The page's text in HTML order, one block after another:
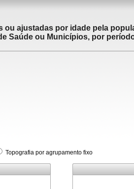
ou ajustadas por idade pela
Saúde ou Municípios, por
Topografia por agrupamento fixo